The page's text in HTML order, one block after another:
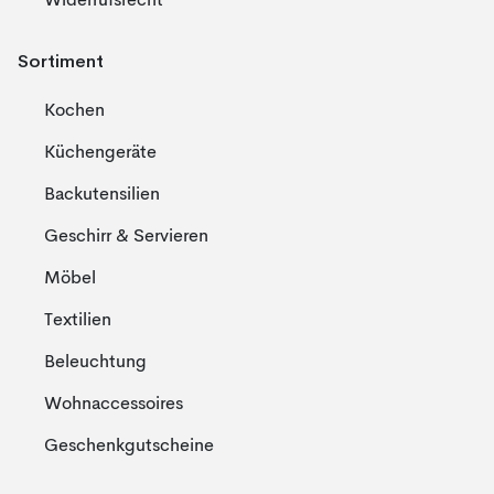
Sortiment
Kochen
Küchengeräte
Backutensilien
Geschirr & Servieren
Möbel
Textilien
Beleuchtung
Wohnaccessoires
Geschenkgutscheine